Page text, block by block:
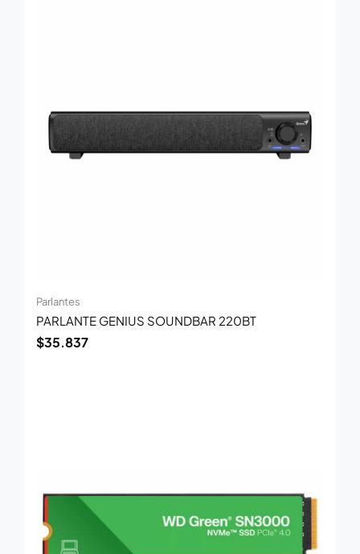
Parlantes
PARLANTE GENIUS SOUNDBAR 220BT
$35.837